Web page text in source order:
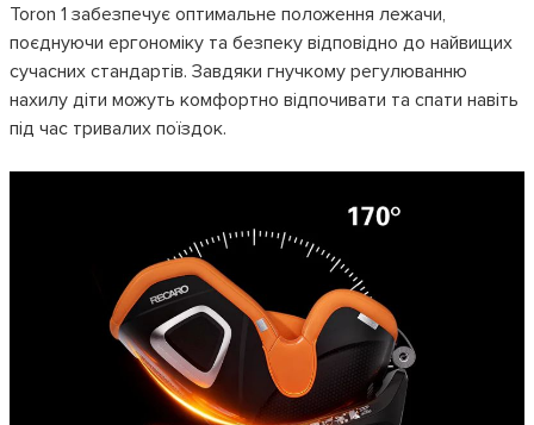
Toron 1 забезпечує оптимальне положення лежачи,
поєднуючи ергономіку та безпеку відповідно до найвищих
сучасних стандартів. Завдяки гнучкому регулюванню
нахилу діти можуть комфортно відпочивати та спати навіть
під час тривалих поїздок.